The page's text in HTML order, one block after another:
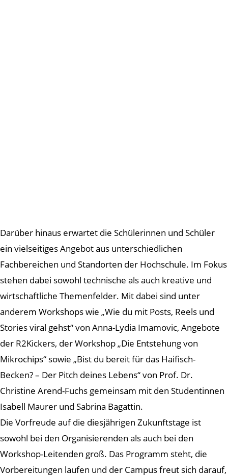
Darüber hinaus erwartet die Schülerinnen und Schüler
ein vielseitiges Angebot aus unterschiedlichen
Fachbereichen und Standorten der Hochschule. Im Fokus
stehen dabei sowohl technische als auch kreative und
wirtschaftliche Themenfelder. Mit dabei sind unter
anderem Workshops wie „Wie du mit Posts, Reels und
Stories viral gehst“ von Anna-Lydia Imamovic, Angebote
der R2Kickers, der Workshop „Die Entstehung von
Mikrochips“ sowie „Bist du bereit für das Haifisch-
Becken? – Der Pitch deines Lebens“ von Prof. Dr.
Christine Arend-Fuchs gemeinsam mit den Studentinnen
Isabell Maurer und Sabrina Bagattin.
Die Vorfreude auf die diesjährigen Zukunftstage ist
sowohl bei den Organisierenden als auch bei den
Workshop-Leitenden groß. Das Programm steht, die
Vorbereitungen laufen und der Campus freut sich darauf,